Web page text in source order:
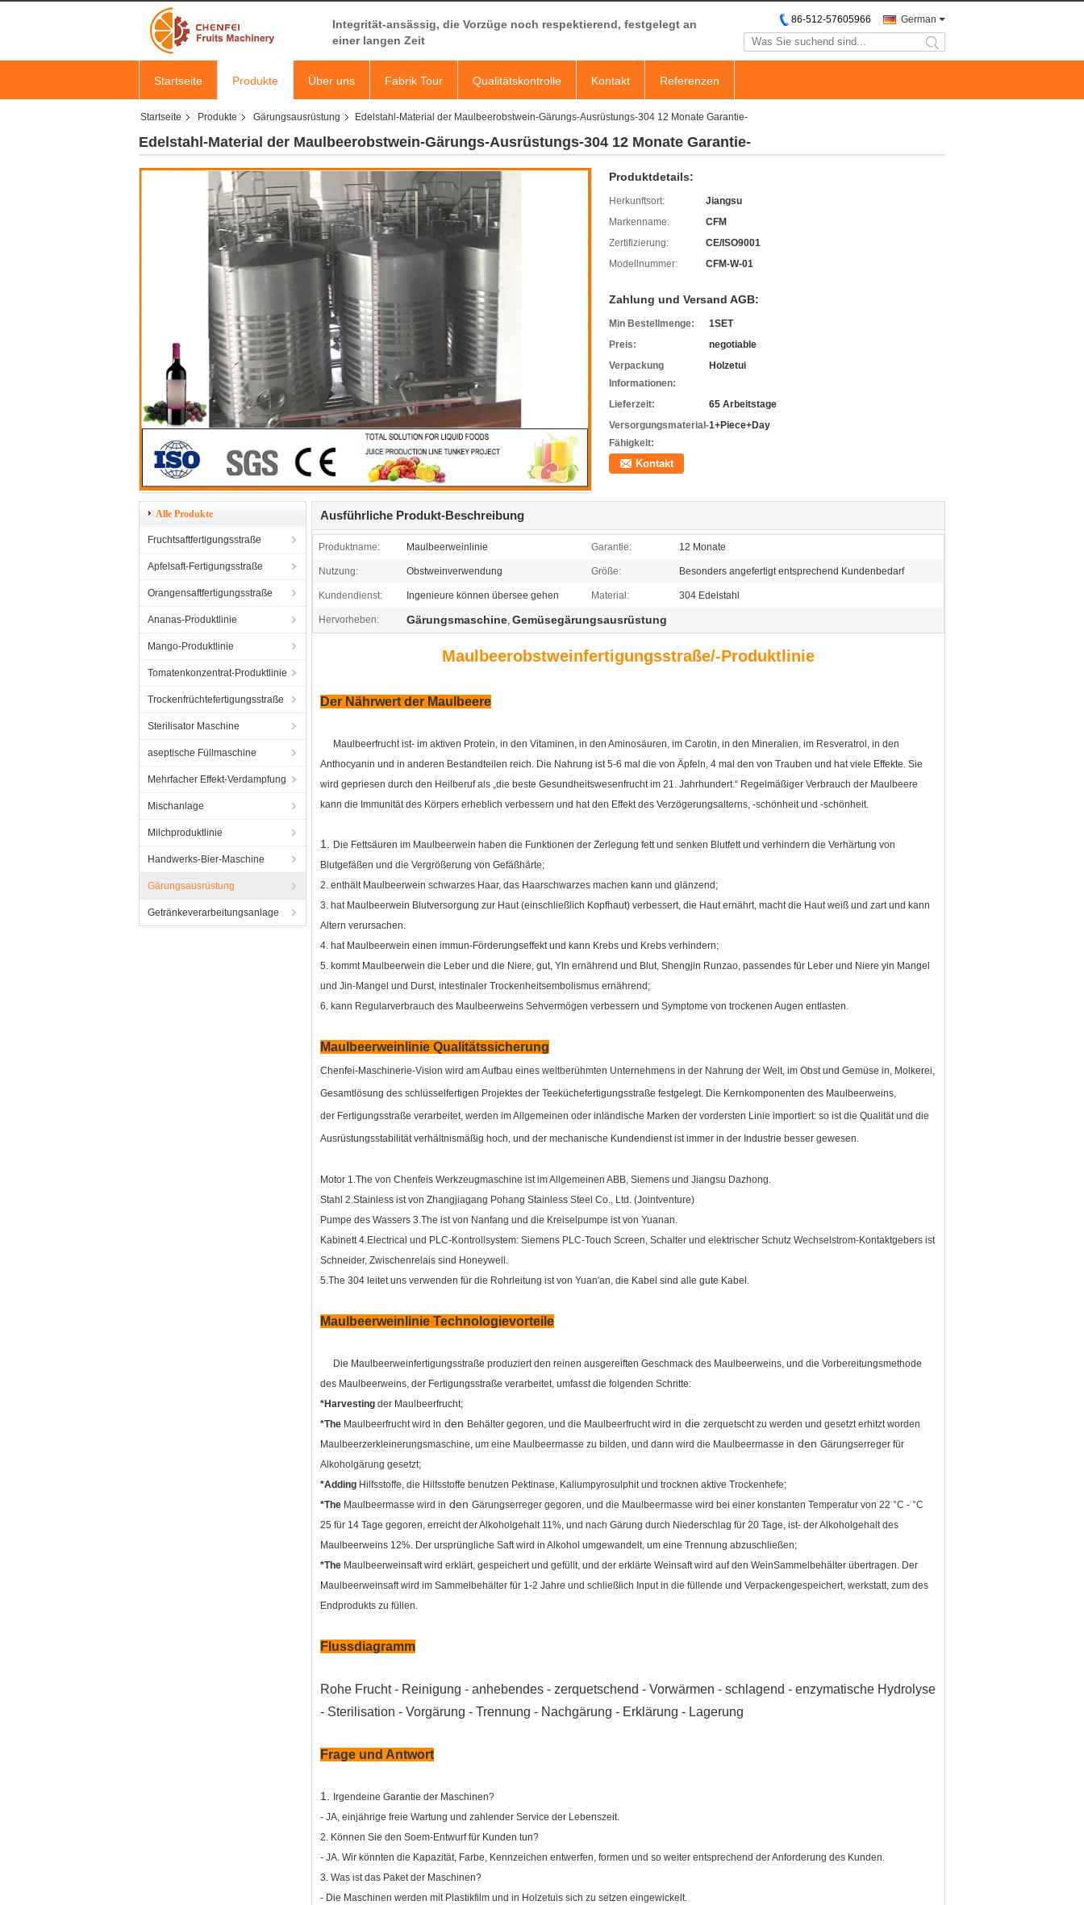
Integrität-ansässig, die Vorzüge noch respektierend, festgelegt an
einer langen Zeit
German
86-512-57605966
search
Startseite Produkte Über uns Fabrik Tour Qualitätskontrolle Kontakt Referenzen
Startseite Produkte Gärungsausrüstung Edelstahl-Material der Maulbeerobstwein-Gärungs-Ausrüstungs-304 12 Monate Garantie-
Edelstahl-Material der Maulbeerobstwein-Gärungs-Ausrüstungs-304 12 Monate Garantie-
Produktdetails:
Herkunftsort:
Jiangsu
Markenname:
CFM
Zertifizierung:
CE/ISO9001
Modellnummer:
CFM-W-01
Zahlung und Versand AGB:
Min Bestellmenge:
1SET
Preis:
negotiable
Verpackung
Informationen:
Holzetui
Lieferzeit:
65 Arbeitstage
Versorgungsmaterial-
Fähigkeit:
1+Piece+Day
Kontakt
Alle Produkte
Fruchtsaftfertigungsstraße
Apfelsaft-Fertigungsstraße
Orangensaftfertigungsstraße
Ananas-Produktlinie
Mango-Produktlinie
Tomatenkonzentrat-Produktlinie
Trockenfrüchtefertigungsstraße
Sterilisator Maschine
aseptische Füllmaschine
Mehrfacher Effekt-Verdampfung
Mischanlage
Milchproduktlinie
Handwerks-Bier-Maschine
Gärungsausrüstung
Getränkeverarbeitungsanlage
Ausführliche Produkt-Beschreibung
Produktname: Maulbeerweinlinie Garantie: 12 Monate
Nutzung: Obstweinverwendung Größe: Besonders angefertigt entsprechend Kundenbedarf
Kundendienst: Ingenieure können übersee gehen Material: 304 Edelstahl
Hervorheben: Gärungsmaschine, Gemüsegärungsausrüstung
Maulbeerobstweinfertigungsstraße/-Produktlinie
Der Nährwert der Maulbeere
Maulbeerfrucht ist- im aktiven Protein, in den Vitaminen, in den Aminosäuren, im Carotin, in den Mineralien, im Resveratrol, in den
Anthocyanin und in anderen Bestandteilen reich. Die Nahrung ist 5-6 mal die von Äpfeln, 4 mal den von Trauben und hat viele Effekte. Sie
wird gepriesen durch den Heilberuf als „die beste Gesundheitswesenfrucht im 21. Jahrhundert.“ Regelmäßiger Verbrauch der Maulbeere
kann die Immunität des Körpers erheblich verbessern und hat den Effekt des Verzögerungsalterns, -schönheit und -schönheit.
1.
Die Fettsäuren im Maulbeerwein haben die Funktionen der Zerlegung fett und senken Blutfett und verhindern die Verhärtung von
Blutgefäßen und die Vergrößerung von Gefäßhärte;
2. enthält Maulbeerwein schwarzes Haar, das Haarschwarzes machen kann und glänzend;
3. hat Maulbeerwein Blutversorgung zur Haut (einschließlich Kopfhaut) verbessert, die Haut ernährt, macht die Haut weiß und zart und kann
Altern verursachen.
4. hat Maulbeerwein einen immun-Förderungseffekt und kann Krebs und Krebs verhindern;
5. kommt Maulbeerwein die Leber und die Niere, gut, Yin ernährend und Blut, Shengjin Runzao, passendes für Leber und Niere yin Mangel
und Jin-Mangel und Durst, intestinaler Trockenheitsembolismus ernährend;
6. kann Regularverbrauch des Maulbeerweins Sehvermögen verbessern und Symptome von trockenen Augen entlasten.
Maulbeerweinlinie Qualitätssicherung
Chenfei-Maschinerie-Vision wird am Aufbau eines weltberühmten Unternehmens in der Nahrung der Welt, im Obst und Gemüse in, Molkerei,
Gesamtlösung des schlüsselfertigen Projektes der Teeküchefertigungsstraße festgelegt. Die Kernkomponenten des Maulbeerweins,
der Fertigungsstraße verarbeitet, werden im Allgemeinen oder inländische Marken der vordersten Linie importiert: so ist die Qualität und die
Ausrüstungsstabilität verhältnismäßig hoch, und der mechanische Kundendienst ist immer in der Industrie besser gewesen.
Motor 1.The von Chenfeis Werkzeugmaschine ist im Allgemeinen ABB, Siemens und Jiangsu Dazhong.
Stahl 2.Stainless ist von Zhangjiagang Pohang Stainless Steel Co., Ltd. (Jointventure)
Pumpe des Wassers 3.The ist von Nanfang und die Kreiselpumpe ist von Yuanan.
Kabinett 4.Electrical und PLC-Kontrollsystem: Siemens PLC-Touch Screen, Schalter und elektrischer Schutz Wechselstrom-Kontaktgebers ist
Schneider, Zwischenrelais sind Honeywell.
5.The 304 leitet uns verwenden für die Rohrleitung ist von Yuan'an, die Kabel sind alle gute Kabel.
Maulbeerweinlinie Technologievorteile
Die Maulbeerweinfertigungsstraße produziert den reinen ausgereiften Geschmack des Maulbeerweins, und die Vorbereitungsmethode
des Maulbeerweins, der Fertigungsstraße verarbeitet, umfasst die folgenden Schritte:
*Harvesting der Maulbeerfrucht;
*The Maulbeerfrucht wird in den Behälter gegoren, und die Maulbeerfrucht wird in die zerquetscht zu werden und gesetzt erhitzt worden
Maulbeerzerkleinerungsmaschine, um eine Maulbeermasse zu bilden, und dann wird die Maulbeermasse in den Gärungserreger für
Alkoholgärung gesetzt;
*Adding Hilfsstoffe, die Hilfsstoffe benutzen Pektinase, Kaliumpyrosulphit und trocknen aktive Trockenhefe;
*The Maulbeermasse wird in den Gärungserreger gegoren, und die Maulbeermasse wird bei einer konstanten Temperatur von 22 °C - °C
25 für 14 Tage gegoren, erreicht der Alkoholgehalt 11%, und nach Gärung durch Niederschlag für 20 Tage, ist- der Alkoholgehalt des
Maulbeerweins 12%. Der ursprüngliche Saft wird in Alkohol umgewandelt, um eine Trennung abzuschließen;
*The Maulbeerweinsaft wird erklärt, gespeichert und gefüllt, und der erklärte Weinsaft wird auf den WeinSammelbehälter übertragen. Der
Maulbeerweinsaft wird im Sammelbehälter für 1-2 Jahre und schließlich Input in die füllende und Verpackengespeichert, werkstatt, zum des
Endprodukts zu füllen.
Flussdiagramm
Rohe Frucht - Reinigung - anhebendes - zerquetschend - Vorwärmen - schlagend - enzymatische Hydrolyse
- Sterilisation - Vorgärung - Trennung - Nachgärung - Erklärung - Lagerung
Frage und Antwort
1.
Irgendeine Garantie der Maschinen?
- JA, einjährige freie Wartung und zahlender Service der Lebenszeit.
2. Können Sie den Soem-Entwurf für Kunden tun?
- JA. Wir könnten die Kapazität, Farbe, Kennzeichen entwerfen, formen und so weiter entsprechend der Anforderung des Kunden.
3. Was ist das Paket der Maschinen?
- Die Maschinen werden mit Plastikfilm und in Holzetuis sich zu setzen eingewickelt.